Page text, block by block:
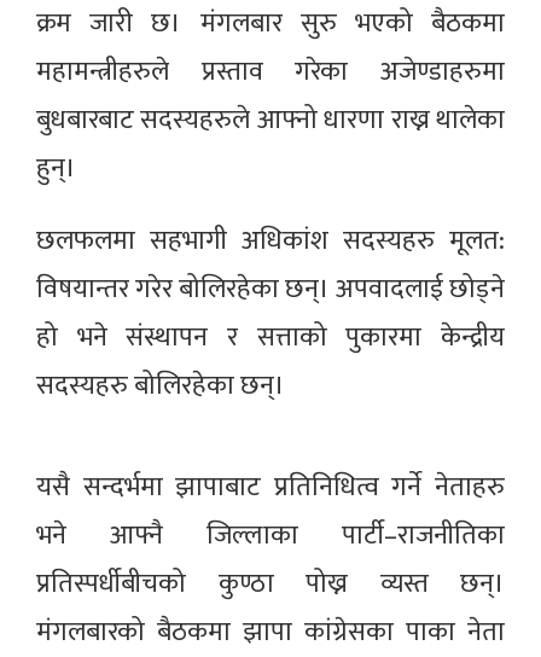
क्रम जारी छ। मंगलबार सुरु भएको बैठकमा
महामन्त्रीहरुले प्रस्ताव गरेका अजेण्डाहरुमा
बुधबारबाट सदस्यहरुले आफ्नो धारणा राख्न थालेका
हुन्।
छलफलमा सहभागी अधिकांश सदस्यहरु मूलत:
विषयान्तर गरेर बोलिरहेका छन्। अपवादलाई छोड्ने
हो भने संस्थापन र सत्ताको पुकारमा केन्द्रीय
सदस्यहरु बोलिरहेका छन्।
यसै सन्दर्भमा झापाबाट प्रतिनिधित्व गर्ने नेताहरु
भने आफ्नै जिल्लाका पार्टी–राजनीतिका
प्रतिस्पर्धीबीचको कुण्ठा पोख्न व्यस्त छन्।
मंगलबारको बैठकमा झापा कांग्रेसका पाका नेता